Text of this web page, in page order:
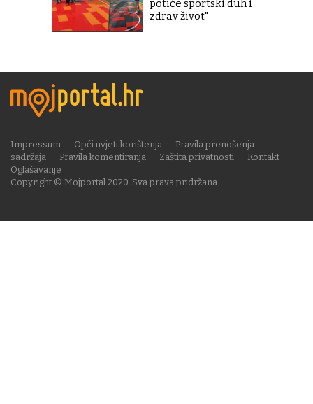
potiče sportski duh i
zdrav život"
Copyright © Mojportal 2020. Sva prava pridržana.
Impressum Opći uvjeti korištenja
Pravila prenošenja
sadržaja
Pravila komentiranja Zaštita privatnosti
Kontakt
Oglašavanje